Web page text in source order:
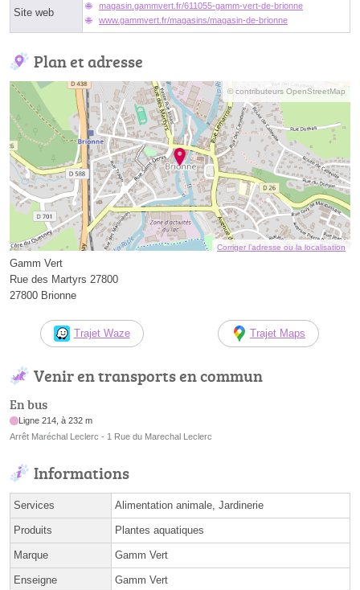
Site web
magasin.gammvert.fr/611055-gamm-vert-de-brionne
www.gammvert.fr/magasins/magasin-de-brionne
Plan et adresse
© contributeurs OpenStreetMap
Corriger l’adresse ou la localisation
Gamm Vert
Rue des Martyrs 27800
27800 Brionne
Trajet Waze Trajet Maps
Venir en transports en commun
En bus
Ligne 214, à 232 m
Arrêt Maréchal Leclerc - 1 Rue du Marechal Leclerc
Informations
Services Alimentation animale, Jardinerie
Produits Plantes aquatiques
Marque Gamm Vert
Enseigne Gamm Vert